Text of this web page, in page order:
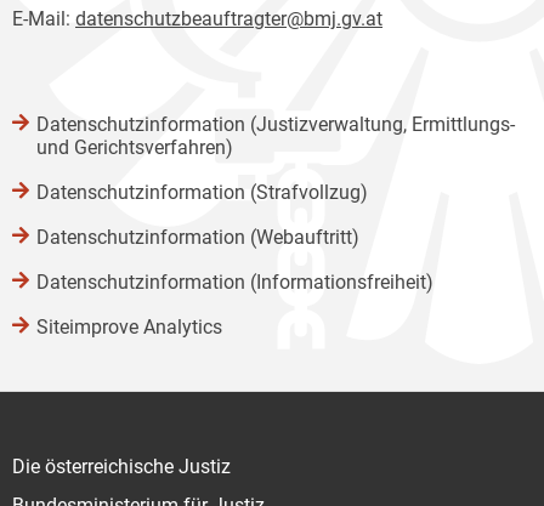
E-Mail: datenschutzbeauftragter@bmj.gv.at
Datenschutzinformation (Justizverwaltung, Ermittlungs-
und Gerichtsverfahren)
Datenschutzinformation (Strafvollzug)
Datenschutzinformation (Webauftritt)
Datenschutzinformation (Informationsfreiheit)
Siteimprove Analytics
Die österreichische Justiz